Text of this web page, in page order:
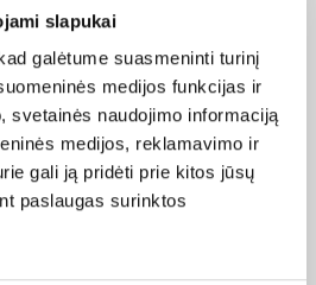
slapukai
galėtume suasmeninti turinį
medijos funkcijas ir
svetainės naudojimo informaciją
medijos, reklamavimo ir
gali ją pridėti prie kitos jūsų
paslaugas surinktos
svarbiausius kriterijus,
aprašymą, kad galėtumėte
sprendimą.
BIGBOX.LT ir išsirinkite